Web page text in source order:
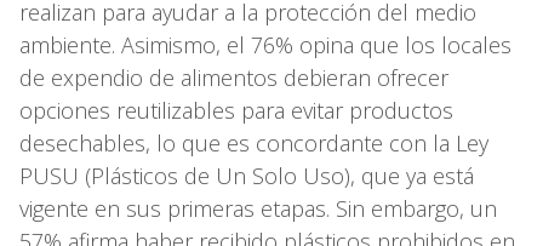
realizan para ayudar a la protección del medio
ambiente. Asimismo, el 76% opina que los locales
de expendio de alimentos debieran ofrecer
opciones reutilizables para evitar productos
desechables, lo que es concordante con la Ley
PUSU (Plásticos de Un Solo Uso), que ya está
vigente en sus primeras etapas. Sin embargo, un